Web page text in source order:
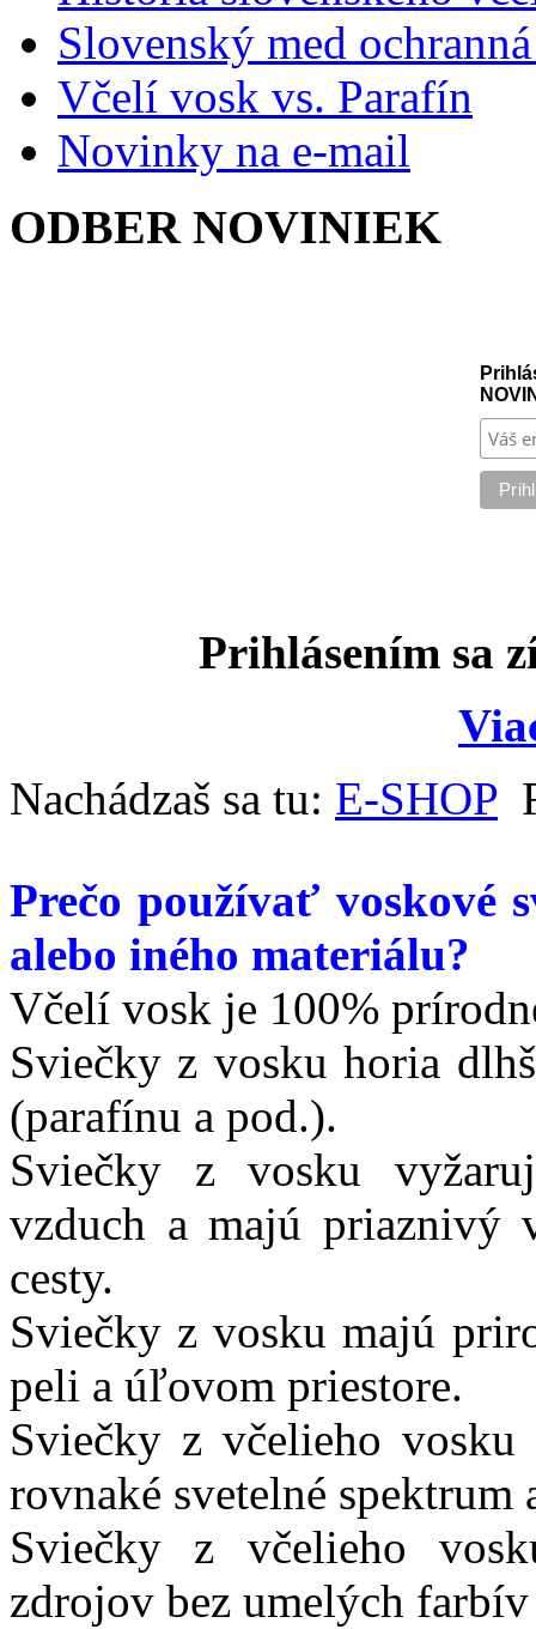
Slovenský med
Včelí vosk vs. Parafín
Novinky na e-mail
ODBER NOVINIEK
Prihlásením sa
Nachádzaš sa tu: E-SHOP
Prečo používať voskové
alebo iného materiálu?
Včelí vosk je 100%
Sviečky z vosku horia
(parafínu a pod.).
Sviečky z vosku
vzduch a majú priaznivý
cesty.
Sviečky z vosku majú
peli a úľovom priestore.
Sviečky z včelieho
rovnaké svetelné spektrum
Sviečky z včelieho
zdrojov bez umelých